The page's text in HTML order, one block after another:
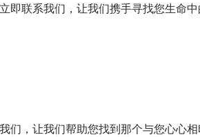
联系我们，让我们携手寻找您生命
，让我们帮助您找到那个与您心心